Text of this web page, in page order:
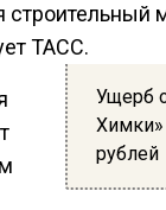
ТАСС.
Ущерб
рублей